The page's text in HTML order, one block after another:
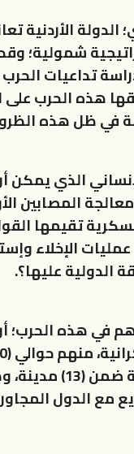
الدولة
شمولية؛
تداعيات
هذه الحرب على
في ظل هذه
الذي
المصابين
تقيمها
الإخلاء
الدولية عليها؟.
موزعين على (37)
مع الدول